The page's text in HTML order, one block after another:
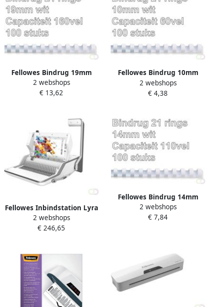
Fellowes Bindrug 19mm
21rings A4 wit 100 stuks
2 webshops
€ 13,62
Fellowes Bindrug 10mm
21rings A4 wit 100 stuks
2 webshops
€ 4,38
Fellowes Inbindstation Lyra
3 in 1 inbinden nieten en
perforeren
2 webshops
€ 246,65
Fellowes Bindrug 14mm
21rings A4 wit 100 stuks
2 webshops
€ 7,84